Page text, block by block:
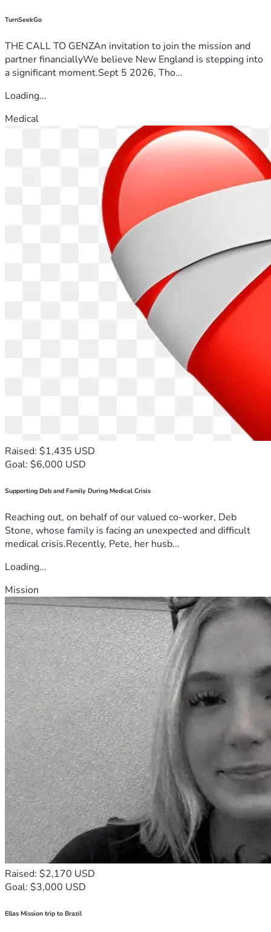
TurnSeekGo
THE CALL TO GENZAn invitation to join the mission and
partner financiallyWe believe New England is stepping into
a significant moment.Sept 5 2026, Tho...
Loading...
Medical
Raised: $1,435 USD
Goal: $6,000 USD
Supporting Deb and Family During Medical Crisis
Reaching out, on behalf of our valued co-worker, Deb
Stone, whose family is facing an unexpected and difficult
medical crisis.Recently, Pete, her husb...
Loading...
Mission
Raised: $2,170 USD
Goal: $3,000 USD
Ellas Mission trip to Brazil